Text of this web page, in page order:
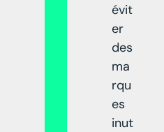
évit
er
des
ma
rqu
es
inut